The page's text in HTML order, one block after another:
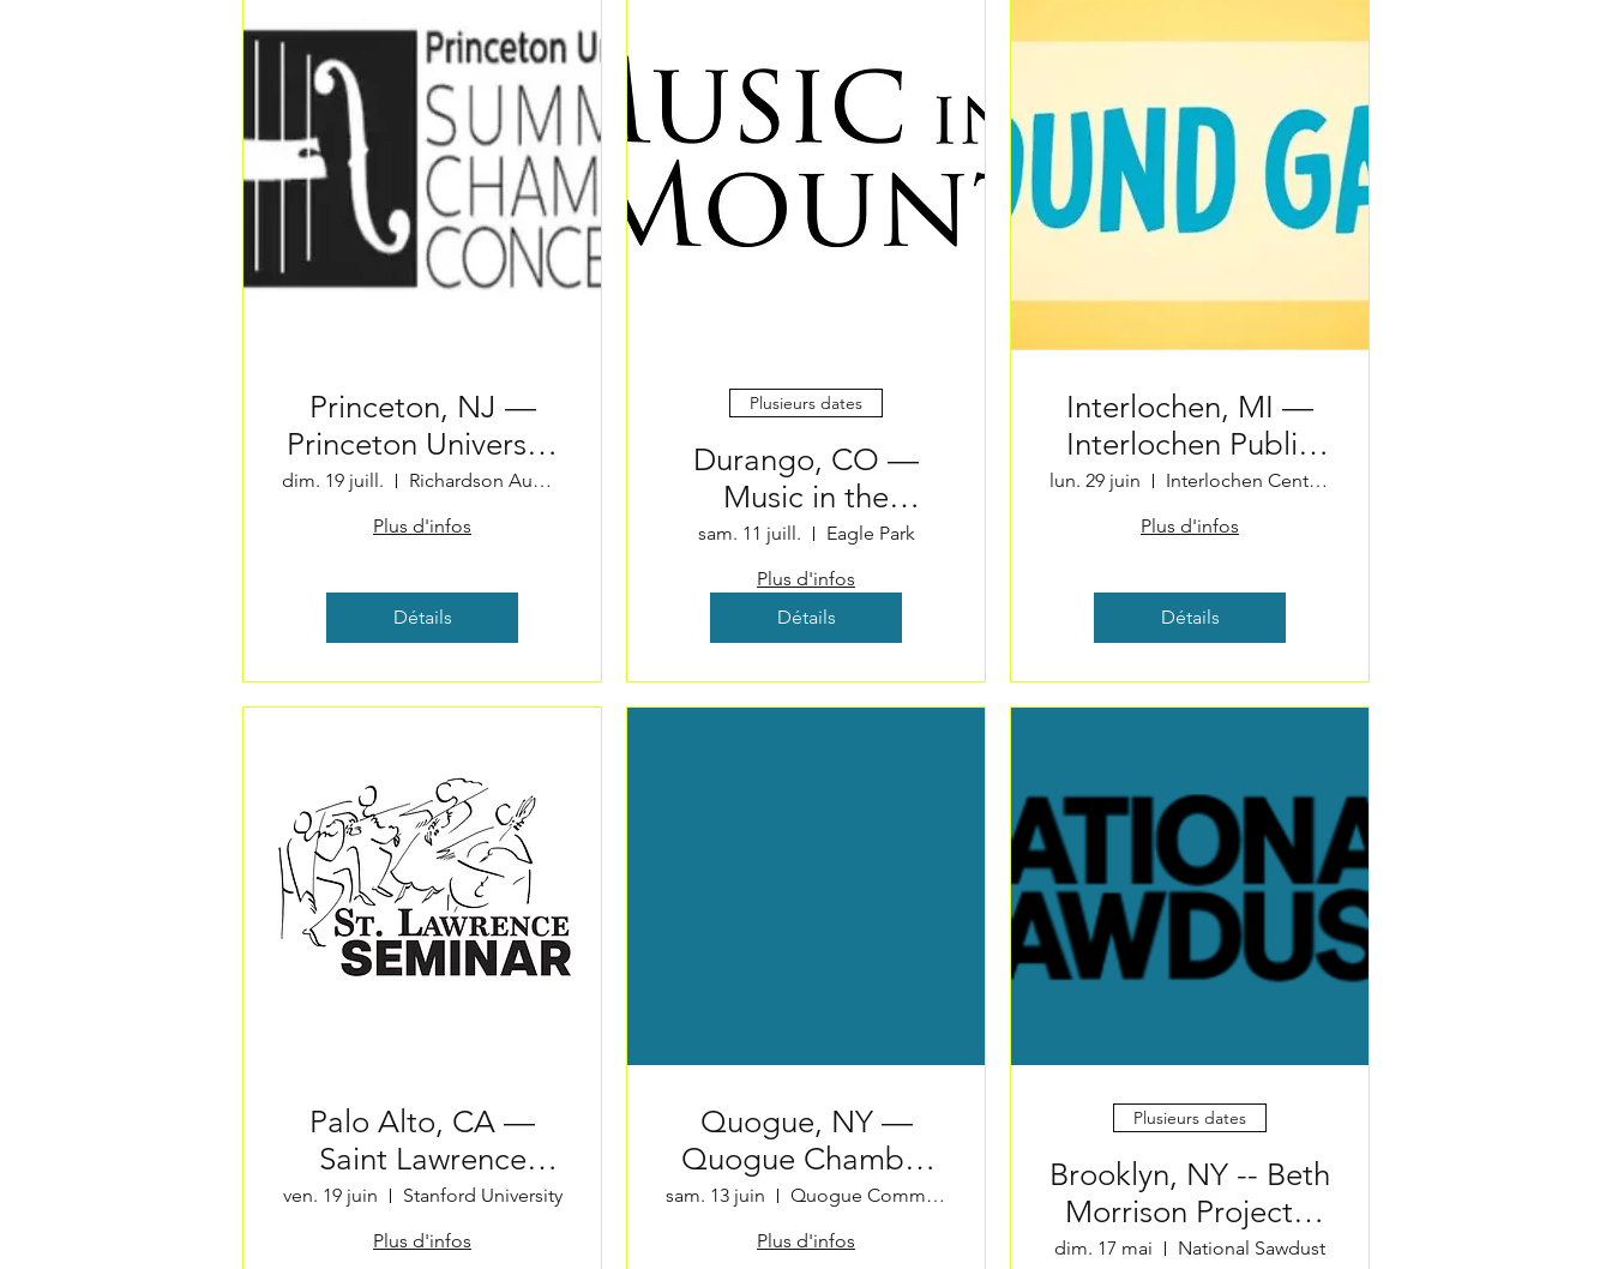
Princeton, NJ —
Princeton University
Summer Chamber
Concerts
dim. 19 juill.
Richardson Auditorium
Plus d'infos
Détails
Plusieurs dates
Durango, CO —
Music in the
Mountains
sam. 11 juill.
Eagle Park
Plus d'infos
Détails
Interlochen, MI —
Interlochen Public
Radio Sound
Garden Project
lun. 29 juin
Interlochen Center for the Arts
Plus d'infos
Détails
Palo Alto, CA —
Saint Lawrence
String Quartet
Seminar
ven. 19 juin
Stanford University
Plus d'infos
Quogue, NY —
Quogue Chamber
Music
sam. 13 juin
Quogue Community Hall
Plus d'infos
Plusieurs dates
Brooklyn, NY -- Beth
Morrison Projects:
NextGen 3
dim. 17 mai
National Sawdust